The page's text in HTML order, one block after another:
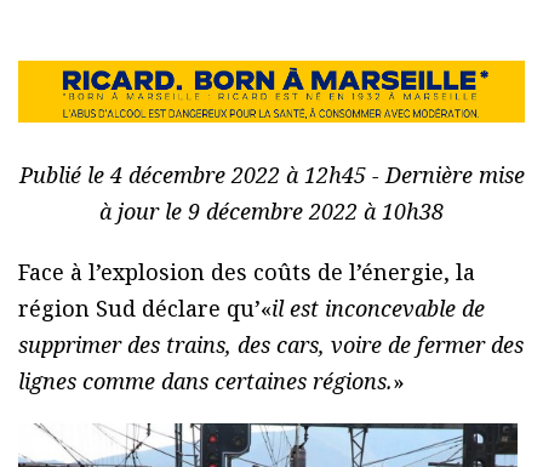
Publié le 4 décembre 2022 à 12h45 - Dernière mise
à jour le 9 décembre 2022 à 10h38
Face à l’explosion des coûts de l’énergie, la
région Sud déclare qu’«il est inconcevable de
supprimer des trains, des cars, voire de fermer des
lignes comme dans certaines régions.»